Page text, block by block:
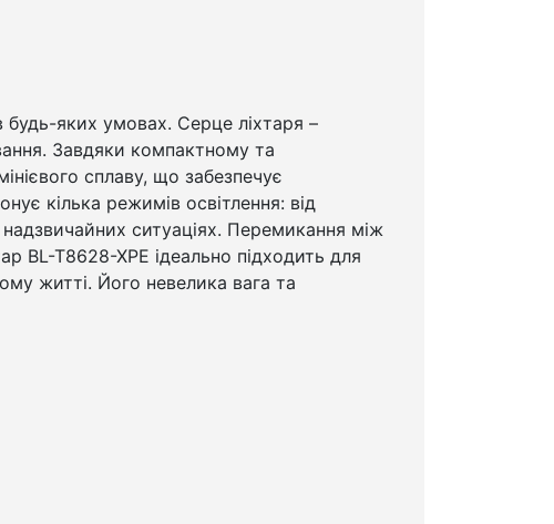
яких умовах. Серце ліхтаря –
Завдяки компактному та
сплаву, що забезпечує
кілька режимів освітлення: від
ситуаціях. Перемикання між
BL-T8628-XPE ідеально підходить для
житті. Його невелика вага та